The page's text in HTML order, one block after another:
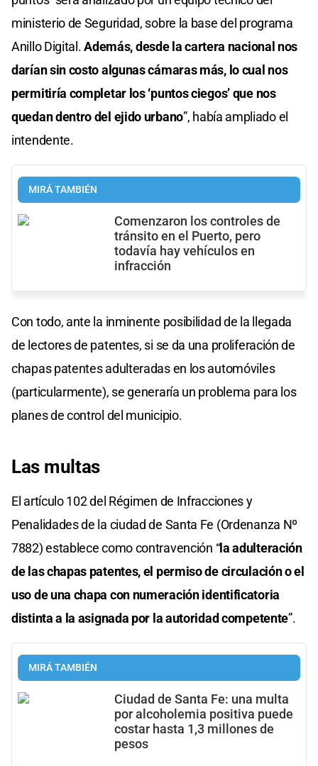
ministerio de Seguridad, sobre la base del programa
Anillo Digital.Además, desde la cartera nacional nos
darían sin costo algunas cámaras más, lo cual nos
permitiría completar los ‘puntos ciegos’ que nos
quedan dentro del ejido urbano”, había ampliado el
intendente.
MIRÁ TAMBIÉN
Comenzaron los controles de
tránsito en el Puerto, pero
todavía hay vehículos en
infracción
Con todo, ante la inminente posibilidad de la llegada
de lectores de patentes, si se da una proliferación de
chapas patentes adulteradas en los automóviles
(particularmente), se generaría un problema para los
planes de control del municipio.
Las multas
El artículo 102 del Régimen de Infracciones y
Penalidades de la ciudad de Santa Fe (Ordenanza Nº
7882) establece como contravención “la adulteración
de las chapas patentes, el permiso de circulación o el
uso de una chapa con numeración identificatoria
distinta a la asignada por la autoridad competente”.
MIRÁ TAMBIÉN
Ciudad de Santa Fe: una multa
por alcoholemia positiva puede
costar hasta 1,3 millones de
pesos